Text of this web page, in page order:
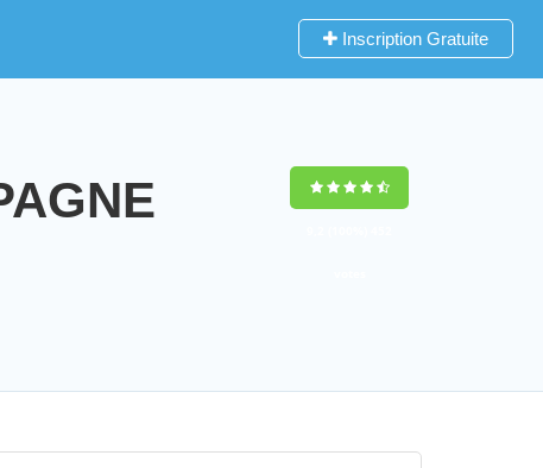
Inscription Gratuite